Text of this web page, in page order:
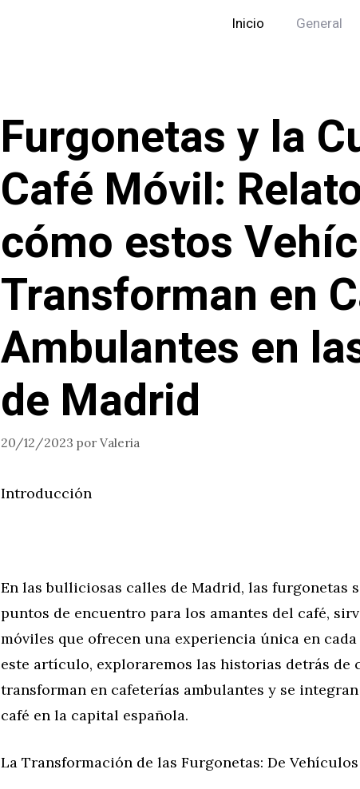
Inicio General
Furgonetas y la
Café Móvil:
cómo estos
Transforman en
Ambulantes en
de Madrid
20/12/2023 por Valeria
Introducción
En las bulliciosas calles de Madrid, las furgonetas
puntos de encuentro para los amantes del café,
móviles que ofrecen una experiencia única en
este artículo, exploraremos las historias detrás de
transforman en cafeterías ambulantes y se
café en la capital española.
La Transformación de las Furgonetas: De